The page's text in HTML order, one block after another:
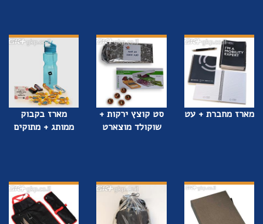
מארז מחברת + עט
סט קוצץ ירקות +
שוקולד מוצארט
מארז בקבוק
ממותג + מתוקים